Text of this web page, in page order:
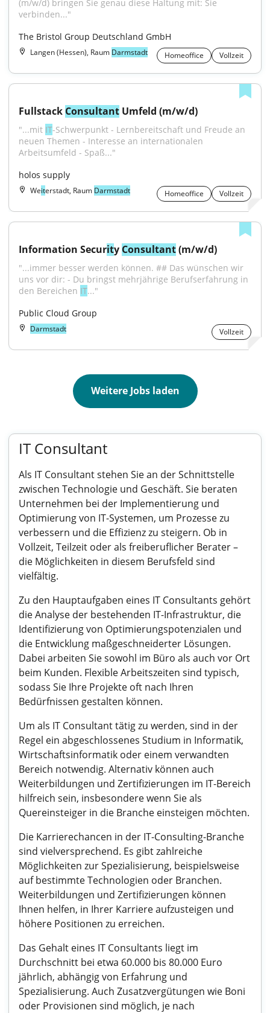
(m/w/d) bringen Sie genau diese Haltung mit: Sie
verbinden..."
The Bristol Group Deutschland GmbH
Langen (Hessen), Raum Darmstadt Homeoffice Vollzeit
Fullstack Consultant Umfeld (m/w/d)
"...mit IT-Schwerpunkt - Lernbereitschaft und Freude an
neuen Themen - Interesse an internationalen
Arbeitsumfeld - Spaß..."
holos supply
Weiterstadt, Raum Darmstadt Homeoffice Vollzeit
Information Security Consultant (m/w/d)
"...immer besser werden können. ## Das wünschen wir
uns vor dir: - Du bringst mehrjährige Berufserfahrung in
den Bereichen IT..."
Public Cloud Group
Darmstadt Vollzeit
Weitere Jobs laden
IT Consultant
Als IT Consultant stehen Sie an der Schnittstelle
zwischen Technologie und Geschäft. Sie beraten
Unternehmen bei der Implementierung und
Optimierung von IT-Systemen, um Prozesse zu
verbessern und die Effizienz zu steigern. Ob in
Vollzeit, Teilzeit oder als freiberuflicher Berater –
die Möglichkeiten in diesem Berufsfeld sind
vielfältig.
Zu den Hauptaufgaben eines IT Consultants gehört
die Analyse der bestehenden IT-Infrastruktur, die
Identifizierung von Optimierungspotenzialen und
die Entwicklung maßgeschneiderter Lösungen.
Dabei arbeiten Sie sowohl im Büro als auch vor Ort
beim Kunden. Flexible Arbeitszeiten sind typisch,
sodass Sie Ihre Projekte oft nach Ihren
Bedürfnissen gestalten können.
Um als IT Consultant tätig zu werden, sind in der
Regel ein abgeschlossenes Studium in Informatik,
Wirtschaftsinformatik oder einem verwandten
Bereich notwendig. Alternativ können auch
Weiterbildungen und Zertifizierungen im IT-Bereich
hilfreich sein, insbesondere wenn Sie als
Quereinsteiger in die Branche einsteigen möchten.
Die Karrierechancen in der IT-Consulting-Branche
sind vielversprechend. Es gibt zahlreiche
Möglichkeiten zur Spezialisierung, beispielsweise
auf bestimmte Technologien oder Branchen.
Weiterbildungen und Zertifizierungen können
Ihnen helfen, in Ihrer Karriere aufzusteigen und
höhere Positionen zu erreichen.
Das Gehalt eines IT Consultants liegt im
Durchschnitt bei etwa 60.000 bis 80.000 Euro
jährlich, abhängig von Erfahrung und
Spezialisierung. Auch Zusatzvergütungen wie Boni
oder Provisionen sind möglich, je nach